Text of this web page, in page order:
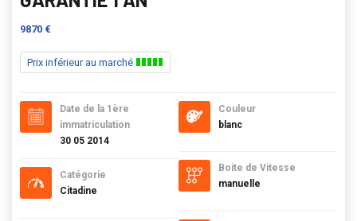
9870 €
Prix inférieur au marché
Date de la 1ère
immatriculation
30 05 2014
Catégorie
Citadine
Couleur
blanc
Boite de Vitesse
manuelle